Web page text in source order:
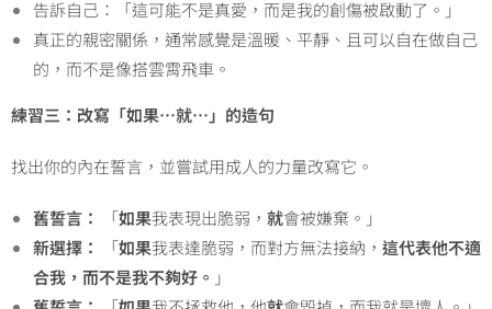
告訴自己：「這可能不是真愛，而是我的創傷被啟動了。」
真正的親密關係，通常感覺是溫暖、平靜、且可以自在做自己
的，而不是像搭雲霄飛車。
練習三：改寫「如果…就…」的造句
找出你的內在誓言，並嘗試用成人的力量改寫它。
舊誓言： 「如果我表現出脆弱， 就會被嫌棄。」
新選擇：
「如果我表達脆弱，而對方無法接納， 這代表他不適
合我，而不是我不夠好。 」